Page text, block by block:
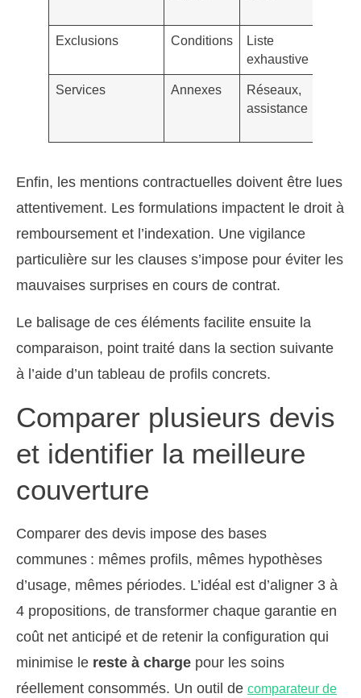
Exclusions Conditions
Liste
exhaustive
Services Annexes
Réseaux,
assistance
Enfin, les mentions contractuelles doivent être lues
attentivement. Les formulations impactent le droit à
remboursement et l’indexation. Une vigilance
particulière sur les clauses s’impose pour éviter les
mauvaises surprises en cours de contrat.
Le balisage de ces éléments facilite ensuite la
comparaison, point traité dans la section suivante
à l’aide d’un tableau de profils concrets.
Comparer plusieurs devis
et identifier la meilleure
couverture
Comparer des devis impose des bases
communes : mêmes profils, mêmes hypothèses
d’usage, mêmes périodes. L’idéal est d’aligner 3 à
4 propositions, de transformer chaque garantie en
coût net anticipé et de retenir la configuration qui
minimise le reste à charge pour les soins
réellement consommés. Un outil de comparateur de